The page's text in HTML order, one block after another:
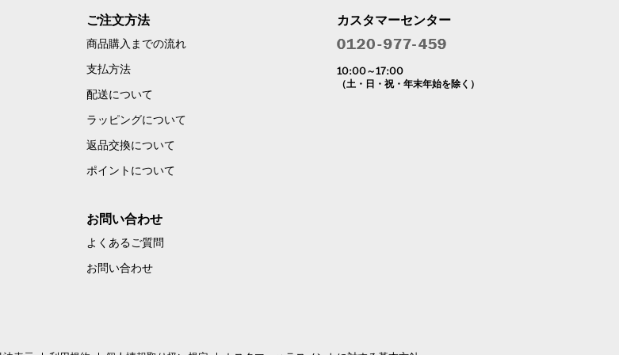
ご注文方法
商品購入までの流れ
支払方法
配送について
ラッピングについて
返品交換について
ポイントについて
お問い合わせ
よくあるご質問
お問い合わせ
カスタマーセンター
10:00～17:00
（土・日・祝・年末年始を除く）